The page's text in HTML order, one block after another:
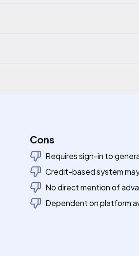
Cons
Requires sign-in to
Credit-based system
No direct mention of
Dependent on platform